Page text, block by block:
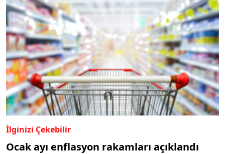
İlginizi Çekebilir
Ocak ayı enflasyon rakamları açıklandı